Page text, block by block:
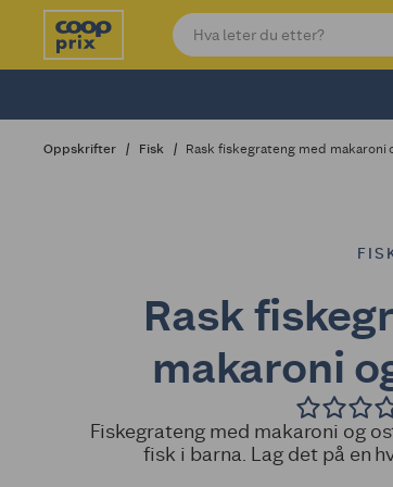
Oppskrifter Fisk Rask fiskegrateng med makaroni
Rask
makaroni
Fiskegrateng med makaroni og
fisk i barna. Lag det på en